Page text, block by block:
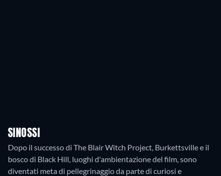
SINOSSI
Dopo il successo di The Blair Witch Project, Burkettsville e il
bosco di Black Hill, luoghi d'ambientazione del film, sono
diventati meta di pellegrinaggio da parte di curiosi e